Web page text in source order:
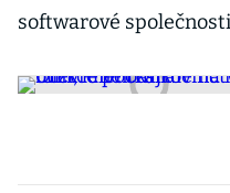
softwarové